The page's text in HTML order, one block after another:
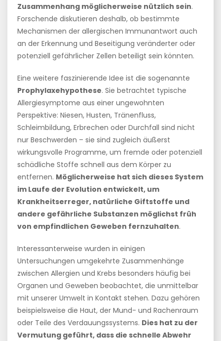
Zusammenhang möglicherweise nützlich sein.
Forschende diskutieren deshalb, ob bestimmte
Mechanismen der allergischen Immunantwort auch
an der Erkennung und Beseitigung veränderter oder
potenziell gefährlicher Zellen beteiligt sein könnten.
Eine weitere faszinierende Idee ist die sogenannte
Prophylaxehypothese. Sie betrachtet typische
Allergiesymptome aus einer ungewohnten
Perspektive: Niesen, Husten, Tränenfluss,
Schleimbildung, Erbrechen oder Durchfall sind nicht
nur Beschwerden – sie sind zugleich äußerst
wirkungsvolle Programme, um fremde oder potenziell
schädliche Stoffe schnell aus dem Körper zu
entfernen. Möglicherweise hat sich dieses System
im Laufe der Evolution entwickelt, um
Krankheitserreger, natürliche Giftstoffe und
andere gefährliche Substanzen möglichst früh
von empfindlichen Geweben fernzuhalten.
Interessanterweise wurden in einigen
Untersuchungen umgekehrte Zusammenhänge
zwischen Allergien und Krebs besonders häufig bei
Organen und Geweben beobachtet, die unmittelbar
mit unserer Umwelt in Kontakt stehen. Dazu gehören
beispielsweise die Haut, der Mund- und Rachenraum
oder Teile des Verdauungssystems. Dies hat zu der
Vermutung geführt, dass die schnelle Abwehr